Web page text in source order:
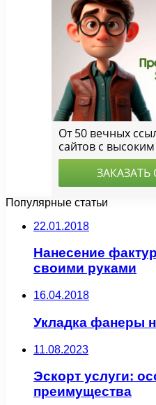
Популярные статьи
22.01.2018
Нанесение
своими руками
16.04.2018
Укладка фанеры
11.08.2023
Эскорт услуги:
преимущества